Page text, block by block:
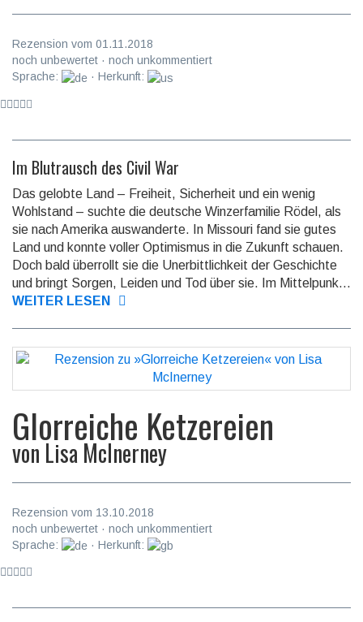
Rezension vom 01.11.2018
noch unbewertet · noch unkommentiert
Sprache:
· Herkunft:
Im Blutrausch des Civil War
Das gelobte Land – Freiheit, Sicherheit und ein wenig
Wohlstand – suchte die deutsche Winzerfamilie Rödel, als
sie nach Amerika auswanderte. In Missouri fand sie gutes
Land und konnte voller Optimismus in die Zukunft schauen.
Doch bald überrollt sie die Unerbittlichkeit der Geschichte
und bringt Sorgen, Leiden und Tod über sie. Im Mittelpunk...
WEITER LESEN
Glorreiche Ketzereien
von Lisa McInerney
Rezension vom 13.10.2018
noch unbewertet · noch unkommentiert
Sprache:
· Herkunft: